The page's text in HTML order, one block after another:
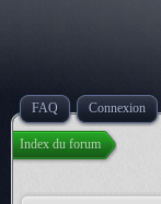
FAQ Connexion
Index du forum